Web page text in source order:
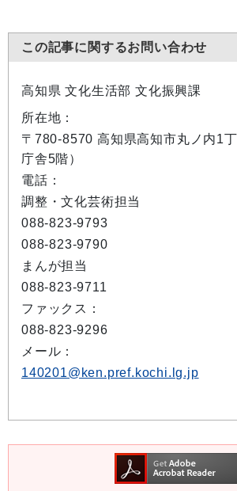
この記事に関するお問い合わせ
高知県 文化生活部 文化振興課
所在地：
〒780-8570 高知県高知市丸ノ内1
庁舎5階）
電話：
調整・文化芸術担当
088-823-9793
088-823-9790
まんが担当
088-823-9711
ファックス：
088-823-9296
メール：
140201@ken.pref.kochi.lg.jp